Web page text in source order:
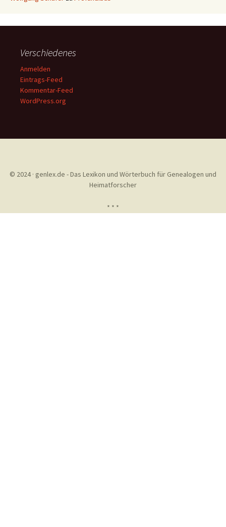
Verschiedenes
Anmelden
Eintrags-Feed
Kommentar-Feed
WordPress.org
© 2024 · genlex.de - Das Lexikon und Wörterbuch für Genealogen und
Heimatforscher
* * *